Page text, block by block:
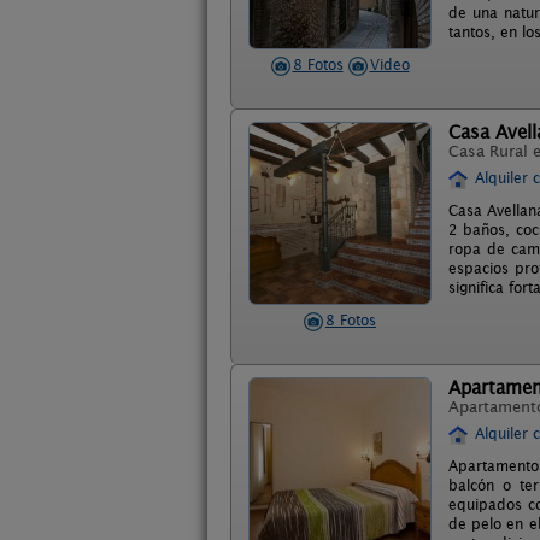
8 Fotos Video
de una
tantos, en
8 Fotos
Casa
Casa Rural
Alquiler
Casa
2 baños,
ropa de
espacios
significa
Alquiler
balcón o
equipados
de pelo en